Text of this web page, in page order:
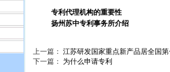
专利代理机构的重要性
扬州苏中专利事务所介绍
上一篇： 江苏研发国家重点新产品居全国
下一篇： 为什么申请专利